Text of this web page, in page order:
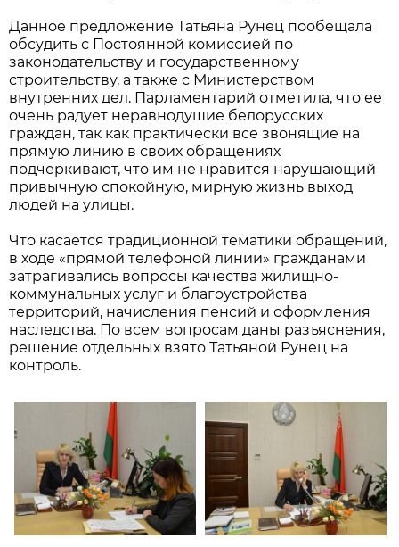
Данное предложение Татьяна Рунец пообещала
обсудить с Постоянной комиссией по
законодательству и государственному
строительству, а также с Министерством
внутренних дел. Парламентарий отметила, что ее
очень радует неравнодушие белорусских
граждан, так как практически все звонящие на
прямую линию в своих обращениях
подчеркивают, что им не нравится нарушающий
привычную спокойную, мирную жизнь выход
людей на улицы.
Что касается традиционной тематики обращений,
в ходе «прямой телефоной линии» гражданами
затрагивались вопросы качества жилищно-
коммунальных услуг и благоустройства
территорий, начисления пенсий и оформления
наследства. По всем вопросам даны разъяснения,
решение отдельных взято Татьяной Рунец на
контроль.